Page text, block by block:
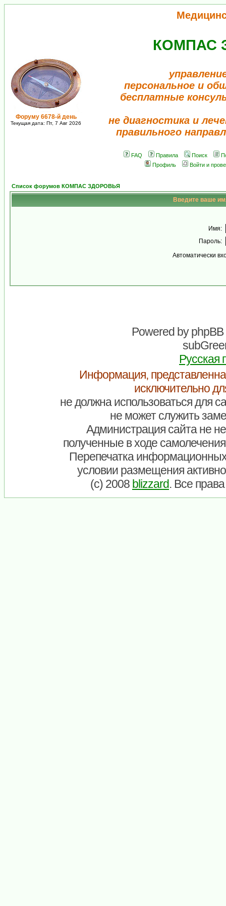
Форуму 6678-й день
Текущая дата: Пт, 7 Авг 2026
КОМПАС
персональное и
бесплатные
не диагностика и
правильного
FAQ Правила Поиск
Профиль
Войти и
Список форумов КОМПАС ЗДОРОВЬЯ
Введите ваше
Имя:
Пароль:
Автоматически
Powered byphpBB
Русская
Информация,
исключительно
не должна использоваться для
не может служить
Администрация сайта не
полученные в ходе
Перепечатка
условии размещения
(c) 2008 blizzard. Все